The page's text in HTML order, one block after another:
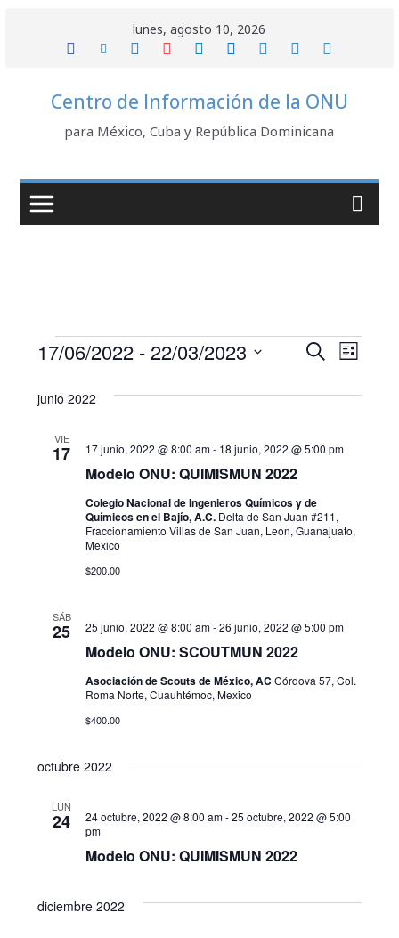
lunes, agosto 10, 2026
Centro de Información de la ONU
para México, Cuba y República Dominicana
Eventos
B
ú
q
u
e
y
e
g
i
B
s
r
N
c
e
s
a
e
L
s
17/06/2022 - 22/03/2023
e
junio 2022
VIE
17
Modelo ONU: QUIMISMUN 2022
17 junio, 2022 @ 8:00 am- 18 junio, 2022 @ 5:00 pm
Colegio Nacional de Ingenieros Químicos y de
Químicos en el Bajío, A.C. Delta de San Juan #211,
Fraccionamiento Villas de San Juan, Leon, Guanajuato,
Mexico
$200.00
SÁB
25
Modelo ONU: SCOUTMUN 2022
25 junio, 2022 @ 8:00 am-26 junio, 2022 @ 5:00 pm
Asociación de Scouts de México, ACCórdova 57, Col.
Roma Norte, Cuauhtémoc, Mexico
$400.00
octubre 2022
LUN
24
Modelo ONU: QUIMISMUN 2022
24 octubre, 2022 @ 8:00 am-25 octubre, 2022 @ 5:00
pm
diciembre 2022